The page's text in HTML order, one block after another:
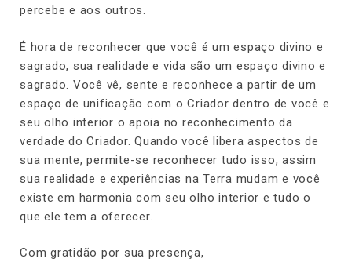
percebe e aos outros.
É hora de reconhecer que você é um espaço divino e
sagrado, sua realidade e vida são um espaço divino e
sagrado. Você vê, sente e reconhece a partir de um
espaço de unificação com o Criador dentro de você e
seu olho interior o apoia no reconhecimento da
verdade do Criador. Quando você libera aspectos de
sua mente, permite-se reconhecer tudo isso, assim
sua realidade e experiências na Terra mudam e você
existe em harmonia com seu olho interior e tudo o
que ele tem a oferecer.
Com gratidão por sua presença,